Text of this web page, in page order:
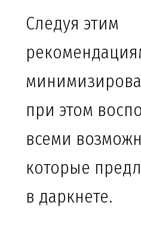
Следуя этим
при этом
всеми
которые
в даркнете.